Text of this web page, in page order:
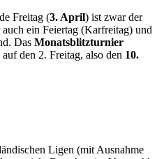
Freitag (3. April) ist zwar der
ein Feiertag (Karfreitag) und
Das Monatsblitzturnier
den 2. Freitag, also den 10.
Ligen (mit Ausnahme